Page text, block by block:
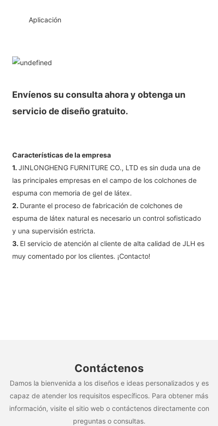
Aplicación
Envíenos su consulta ahora y obtenga un
servicio de diseño gratuito.
Características de la empresa
1. JINLONGHENG FURNITURE CO., LTD es sin duda una de
las principales empresas en el campo de los colchones de
espuma con memoria de gel de látex.
2. Durante el proceso de fabricación de colchones de
espuma de látex natural es necesario un control sofisticado
y una supervisión estricta.
3. El servicio de atención al cliente de alta calidad de JLH es
muy comentado por los clientes. ¡Contacto!
Contáctenos
Damos la bienvenida a los diseños e ideas personalizados y es
capaz de atender los requisitos específicos. Para obtener más
información, visite el sitio web o contáctenos directamente con
preguntas o consultas.